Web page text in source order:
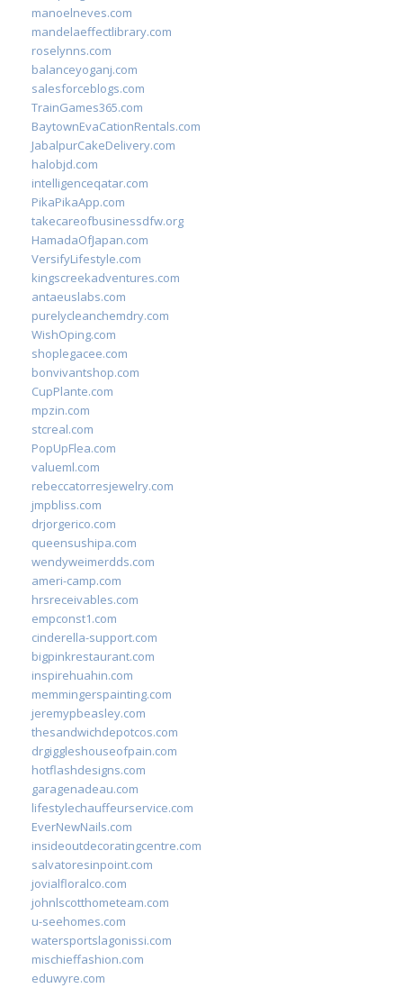
manoelneves.com
mandelaeffectlibrary.com
roselynns.com
balanceyoganj.com
salesforceblogs.com
TrainGames365.com
BaytownEvaCationRentals.com
JabalpurCakeDelivery.com
halobjd.com
intelligenceqatar.com
PikaPikaApp.com
takecareofbusinessdfw.org
HamadaOfJapan.com
VersifyLifestyle.com
kingscreekadventures.com
antaeuslabs.com
purelycleanchemdry.com
WishOping.com
shoplegacee.com
bonvivantshop.com
CupPlante.com
mpzin.com
stcreal.com
PopUpFlea.com
valueml.com
rebeccatorresjewelry.com
jmpbliss.com
drjorgerico.com
queensushipa.com
wendyweimerdds.com
ameri-camp.com
hrsreceivables.com
empconst1.com
cinderella-support.com
bigpinkrestaurant.com
inspirehuahin.com
memmingerspainting.com
jeremypbeasley.com
thesandwichdepotcos.com
drgiggleshouseofpain.com
hotflashdesigns.com
garagenadeau.com
lifestylechauffeurservice.com
EverNewNails.com
insideoutdecoratingcentre.com
salvatoresinpoint.com
jovialfloralco.com
johnlscotthometeam.com
u-seehomes.com
watersportslagonissi.com
mischieffashion.com
eduwyre.com